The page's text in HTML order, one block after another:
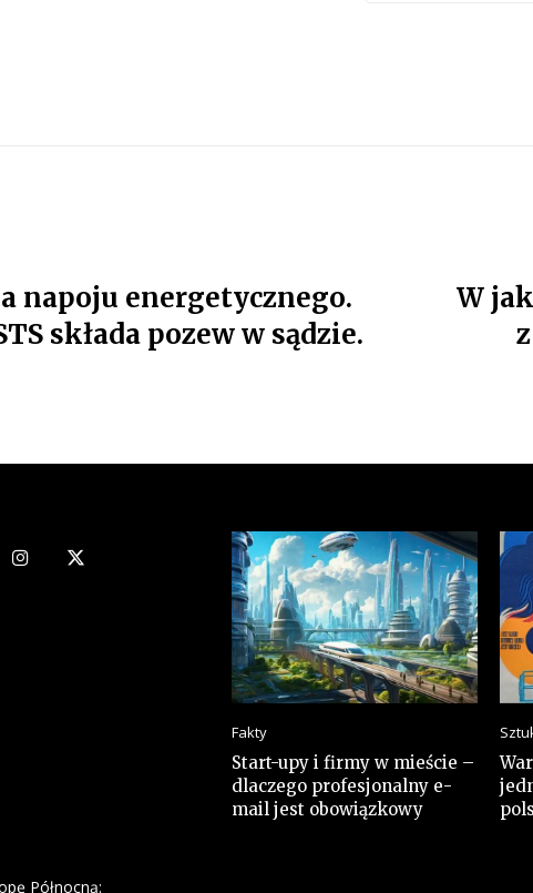
napoju energetycznego.
składa pozew w sądzie.
W
Północną:
Fakty
Start-upy i firmy w mieście –
dlaczego profesjonalny e-
mail jest obowiązkowy